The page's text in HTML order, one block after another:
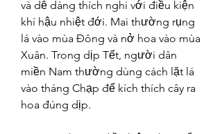
và dễ dàng thích nghi với điều kiện
khí hậu nhiệt đới. Mai thường rụng
lá vào mùa Đông và nở hoa vào mùa
Xuân. Trong dịp Tết, người dân
miền Nam thường dùng cách lặt lá
vào tháng Chạp để kích thích cây ra
hoa đúng dịp.